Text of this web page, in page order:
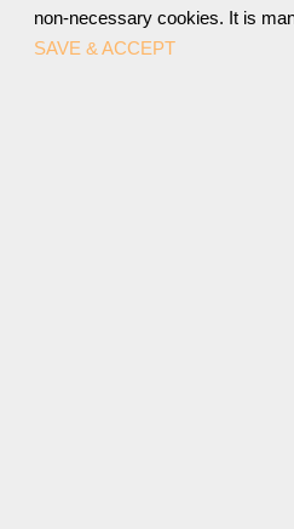
non-necessary cookies. It is
SAVE & ACCEPT